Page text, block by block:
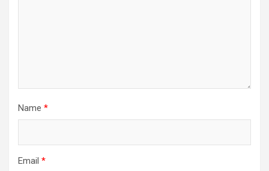
Name *
Email *